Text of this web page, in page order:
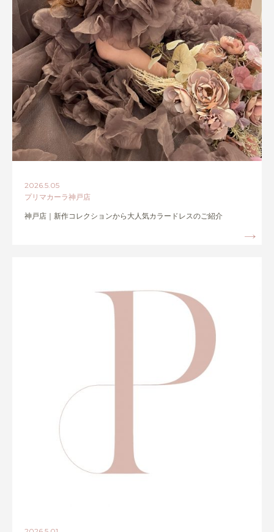
2026.5.05
プリマカーラ神戸店
神戸店｜新作コレクションから大人気カラードレスのご紹介